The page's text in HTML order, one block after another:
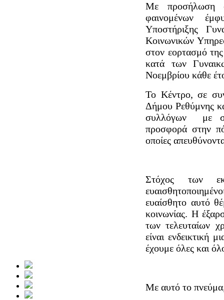
Με προσήλωση
φαινομένων
Υποστήριξης
Κοινωνικών
στον εορτασμό
κατά των
Νοεμβρίου κάθε
Το Κέντρο, σε
Δήμου Ρεθύμνης
συλλόγων με
προσφορά στην
οποίες
Στόχος των
ευαίσθητο αυτό
κοινωνίας. Η
των τελευταίων
είναι ενδεικτική
έχουμε όλες και
Με αυτό το πνεύμα,